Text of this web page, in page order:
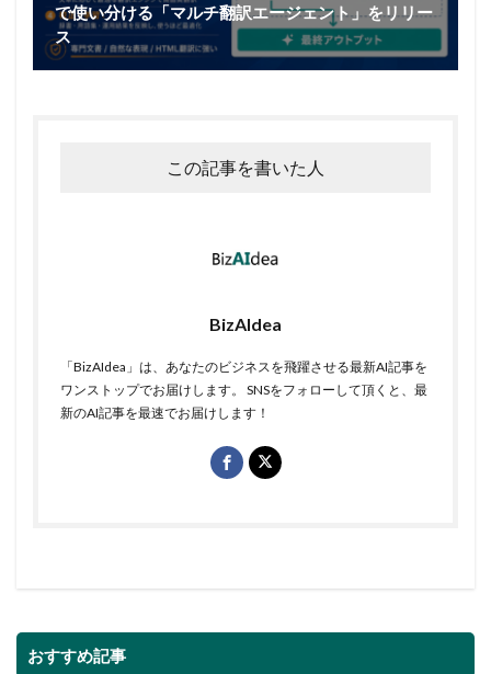
で使い分ける「マルチ翻訳エージェント」をリリー
ス
この記事を書いた人
BizAIdea
「BizAIdea」は、あなたのビジネスを飛躍させる最新AI記事を
ワンストップでお届けします。 SNSをフォローして頂くと、最
新のAI記事を最速でお届けします！
おすすめ記事